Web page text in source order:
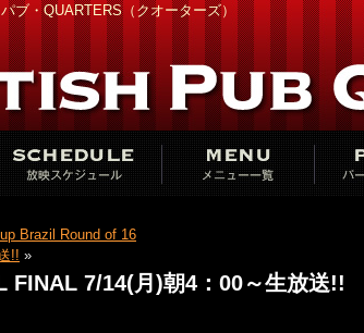
ブ・QUARTERS（クオーターズ）
Brazil Round of 16
!! »
7/14(月)朝4：00～生放送!!